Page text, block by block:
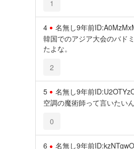
1
4 名無し9年前
韓国でのアジア大会のバド
たよな。
2
5 名無し9年前
空調の魔術師って言いたい
0
6 名無し9年前